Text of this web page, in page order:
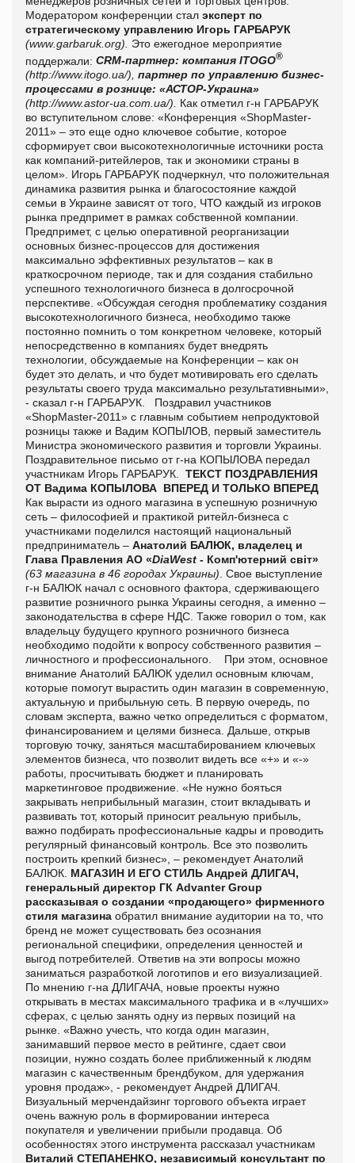
Модератором конференции стал эксперт по
стратегическому управлению Игорь ГАРБАРУК
(www.garbaruk.org).
Это ежегодное мероприятие
поддержали: CRM-партнер: компания ITOGO®
(http://www.itogo.ua/), партнер по управлению бизнес-
процессами в рознице: «АСТОР-Украина»
(http://www.astor-ua.com.ua/).
Как отметил г-н ГАРБАРУК
во вступительном слове: «Конференция «ShopMaster-
2011» – это еще одно ключевое событие, которое
сформирует свои высокотехнологичные источники роста
как компаний-ритейлеров, так и экономики страны в
целом». Игорь ГАРБАРУК подчеркнул, что положительная
динамика развития рынка и благосостояние каждой
семьи в Украине зависят от того, ЧТО каждый из игроков
рынка предпримет в рамках собственной компании.
Предпримет, с целью оперативной реорганизации
основных бизнес-процессов для достижения
максимально эффективных результатов – как в
краткосрочном периоде, так и для создания стабильно
успешного технологичного бизнеса в долгосрочной
перспективе. «Обсуждая сегодня проблематику создания
высокотехнологичного бизнеса, необходимо также
постоянно помнить о том конкретном человеке, который
непосредственно в компаниях будет внедрять
технологии, обсуждаемые на Конференции – как он
будет это делать, и что будет мотивировать его сделать
результаты своего труда максимально результативными»,
- сказал г-н ГАРБАРУК.
Поздравил участников
«ShopMaster-2011» с главным событием непродуктовой
розницы также и Вадим КОПЫЛОВ, первый заместитель
Министра экономического развития и торговли Украины.
Поздравительное письмо от г-на КОПЫЛОВА передал
участникам Игорь ГАРБАРУК. ТЕКСТ ПОЗДРАВЛЕНИЯ
ОТ Вадима КОПЫЛОВА ВПЕРЕД И ТОЛЬКО ВПЕРЕД
Как вырасти из одного магазина в успешную розничную
сеть – философией и практикой ритейл-бизнеса с
участниками поделился настоящий национальный
предприниматель – Анатолий БАЛЮК, владелец и
Глава Правления АО «DіaWest - Комп'ютерний світ»
(63 магазина в 46 городах Украины) Свое выступление
г-н БАЛЮК начал с основного фактора, сдерживающего
развитие розничного рынка Украины сегодня, а именно –
законодательства в сфере НДС. Также говорил о том, как
владельцу будущего крупного розничного бизнеса
необходимо подойти к вопросу собственного развития –
личностного и профессионального. При этом, основное
внимание Анатолий БАЛЮК уделил основным ключам,
которые помогут вырастить один магазин в современную,
актуальную и прибыльную сеть. В первую очередь, по
словам эксперта, важно четко определиться с форматом,
финансированием и целями бизнеса. Дальше, открыв
торговую точку, заняться масштабированием ключевых
элементов бизнеса, что позволит видеть все «+» и «-»
работы, просчитывать бюджет и планировать
маркетинговое продвижение. «Не нужно бояться
закрывать неприбыльный магазин, стоит вкладывать и
развивать тот, который приносит реальную прибыль,
важно подбирать профессиональные кадры и проводить
регулярный финансовый контроль. Все это позволить
построить крепкий бизнес», – рекомендует Анатолий
БАЛЮК. МАГАЗИН И ЕГО СТИЛЬ Андрей ДЛИГАЧ,
генеральный директор ГК Advanter Group
рассказывая о создании «продающего» фирменного
стиля магазина обратил внимание аудитории на то, что
бренд не может существовать без осознания
региональной специфики, определения ценностей и
выгод потребителей. Ответив на эти вопросы можно
заниматься разработкой логотипов и его визуализацией.
По мнению г-на ДЛИГАЧА, новые проекты нужно
открывать в местах максимального трафика и в «лучших»
сферах, с целью занять одну из первых позиций на
рынке. «Важно учесть, что когда один магазин,
занимавший первое место в рейтинге, сдает свои
позиции, нужно создать более приближенный к людям
магазин с качественным брендбуком, для удержания
уровня продаж», - рекомендует Андрей ДЛИГАЧ.
Визуальный мерчендайзинг торгового объекта играет
очень важную роль в формировании интереса
покупателя и увеличении прибыли продавца. Об
особенностях этого инструмента рассказал участникам
Виталий СТЕПАНЕНКО, независимый консультант по